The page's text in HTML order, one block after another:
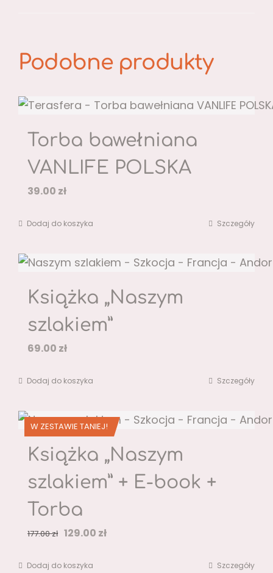
Podobne produkty
Torba bawełniana
VANLIFE POLSKA
39.00 zł
Dodaj do koszyka Szczegóły
Książka „Naszym
szlakiem”
69.00 zł
Dodaj do koszyka Szczegóły
W ZESTAWIE TANIEJ!
Książka „Naszym
szlakiem” + E-book +
Torba
177.00zł Pierwotna
wynosiła:
129.00 złAktualna
Dodaj do koszyka Szczegóły